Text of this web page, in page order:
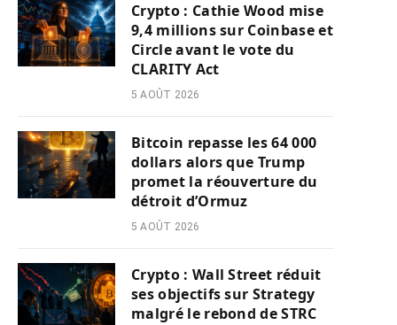
Crypto : Cathie Wood mise
9,4 millions sur Coinbase et
Circle avant le vote du
CLARITY Act
5 AOÛT 2026
Bitcoin repasse les 64 000
dollars alors que Trump
promet la réouverture du
détroit d’Ormuz
5 AOÛT 2026
Crypto : Wall Street réduit
ses objectifs sur Strategy
malgré le rebond de STRC